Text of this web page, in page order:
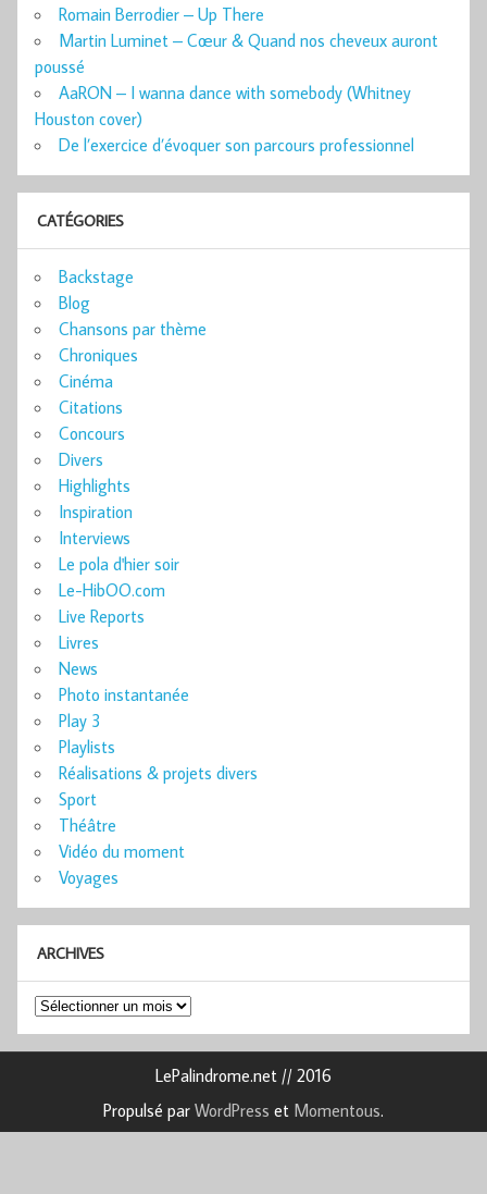
Romain Berrodier – Up There
Martin Luminet – Cœur & Quand nos cheveux auront
poussé
AaRON – I wanna dance with somebody (Whitney
Houston cover)
De l’exercice d’évoquer son parcours professionnel
CATÉGORIES
Backstage
Blog
Chansons par thème
Chroniques
Cinéma
Citations
Concours
Divers
Highlights
Inspiration
Interviews
Le pola d'hier soir
Le-HibOO.com
Live Reports
Livres
News
Photo instantanée
Play 3
Playlists
Réalisations & projets divers
Sport
Théâtre
Vidéo du moment
Voyages
ARCHIVES
Archives
LePalindrome.net // 2016
Propulsé par WordPress et Momentous.